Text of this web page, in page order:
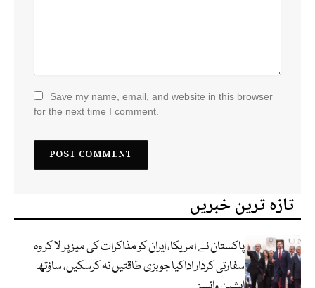
Save my name, email, and website in this browser
for the next time I comment.
تازہ ترین خبریں
پاکستان نے امریکا، ایران کو مذاکرات کی میز پر لا کر وہ
سفارتی کردار اداکیا جو بڑی طاقتیں نہ کرسکیں، ساؤتھ